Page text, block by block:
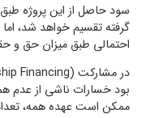
سود حاصل از اين پروژه طبق
گرفته تقسيم خواهد شد،
احتمالي طبق ميزان حق و
بود خسارات ناشي از عدم
ممکن است عهده همه،